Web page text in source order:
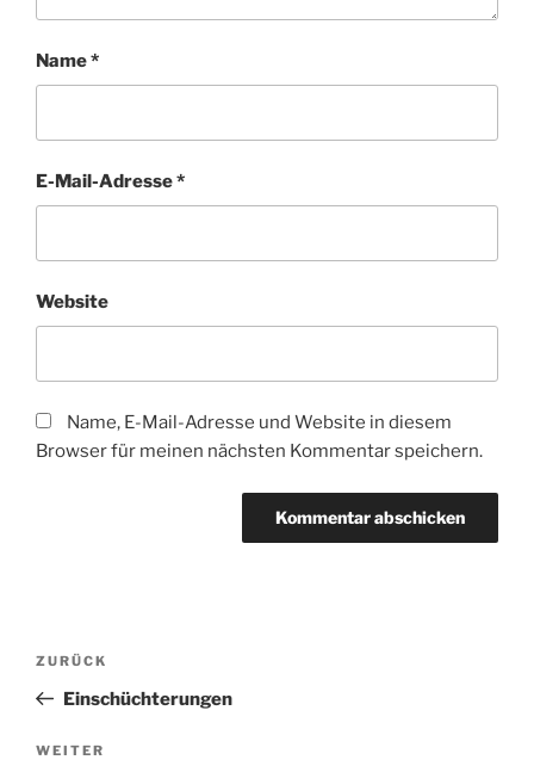
Name*
E-Mail-Adresse*
Website
Name, E-Mail-Adresse und Website in diesem
Browser für meinen nächsten Kommentar speichern.
Beitragsnavigation
Vorheriger
Beitrag
ZURÜCK
Einschüchterungen
Nächster
WEITER